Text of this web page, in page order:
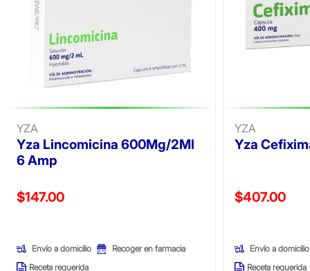
YZA
Yza Lincomicina 600Mg/2Ml
6 Amp
Precio reducido de
$147.00
Envío a domicilio
Recoger en farmacia
Receta requerida
YZA
Yza
Precio
$407.00
Envío a domicilio
Receta requerida